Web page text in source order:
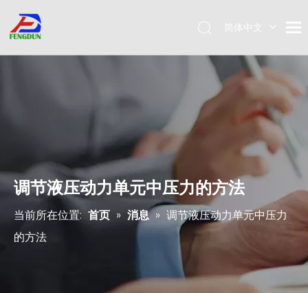
简体中文
English
调节液压动力单元中压力的方法
当前所在位置: 首页 » 消息 » 调节液压动力单元中压力
的方法